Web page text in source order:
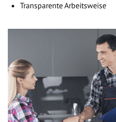
Transparente Arbeitsweise